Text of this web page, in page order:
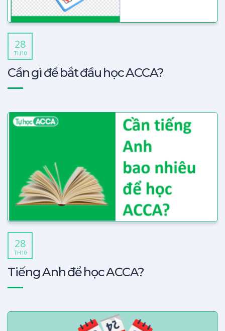
28
TH10
Cần gì để bắt đầu học ACCA?
28
TH10
Tiếng Anh để học ACCA?